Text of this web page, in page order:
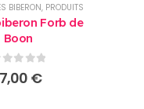
BIBERON, PRODUITS
Forb de
Boon
5 €